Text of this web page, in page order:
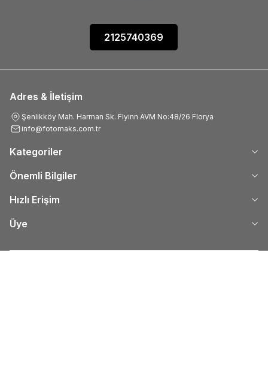
2125740369
Adres & İletişim
Şenlikköy Mah. Harman Sk. Flyinn AVM No:48/26 Florya
info@fotomaks.com.tr
Kategoriler
Önemli Bilgiler
Hızlı Erişim
Üye